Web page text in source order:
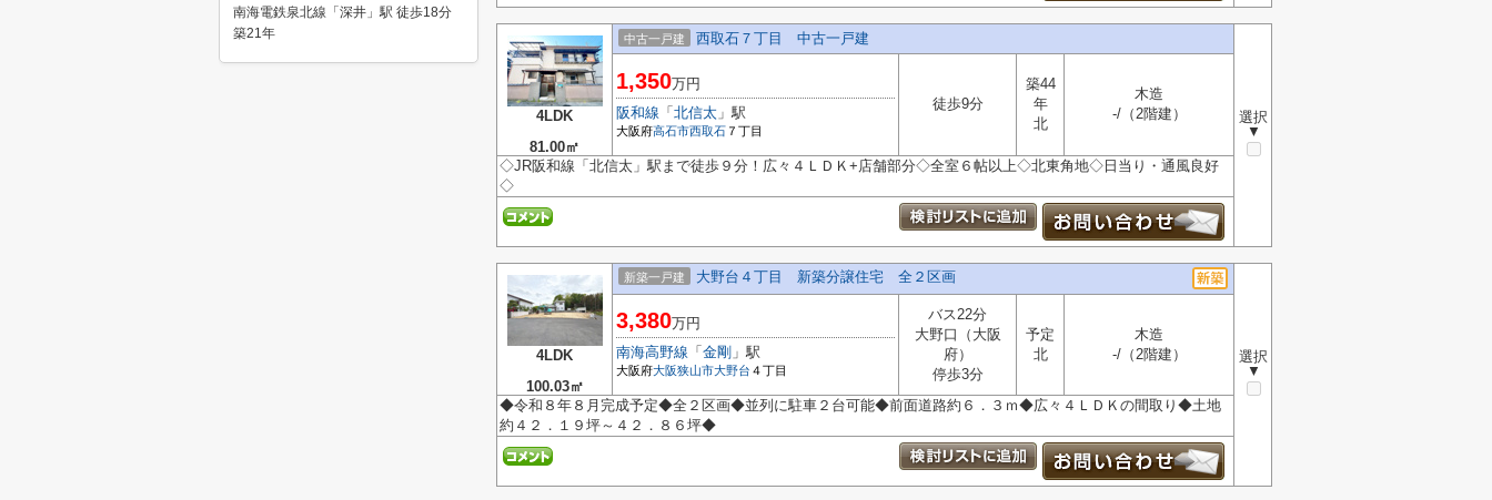
4LDK
81.00㎡
中古一戸建 西取石７丁目 中古一戸建
選択
▼
1,350万円
阪和線 「 北信太 」駅
大阪府高石市西取石 ７丁目
徒歩9分
築44
年
北
木造
-/（2階建）
◇JR阪和線「北信太」駅まで徒歩９分！広々４ＬＤＫ+店舗部分◇全室６帖以上◇北東角地◇日当り・通風良好
◇
4LDK
100.03㎡
新築一戸建 大野台４丁目 新築分譲住宅 全２区画
選択
▼
3,380万円
南海高野線 「 金剛 」駅
大阪府大阪狭山市大野台 ４丁目
バス22分
大野口（大阪
府）
停歩3分
予定
北
木造
-/（2階建）
◆令和８年８月完成予定◆全２区画◆並列に駐車２台可能◆前面道路約６．３ｍ◆広々４ＬＤＫの間取り◆土地
約４２．１９坪～４２．８６坪◆
南海電鉄泉北線「深井」駅 徒歩18分
築21年